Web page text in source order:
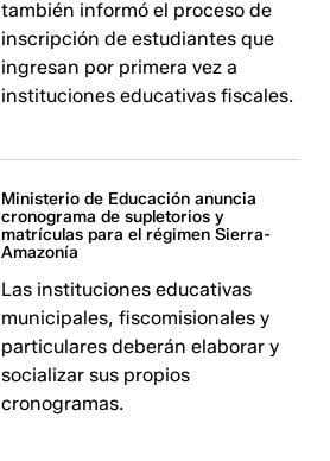
también informó el proceso de
inscripción de estudiantes que
ingresan por primera vez a
instituciones educativas fiscales.
Ministerio de Educación anuncia
cronograma de supletorios y
matrículas para el régimen Sierra-
Amazonía
Las instituciones educativas
municipales, fiscomisionales y
particulares deberán elaborar y
socializar sus propios
cronogramas.